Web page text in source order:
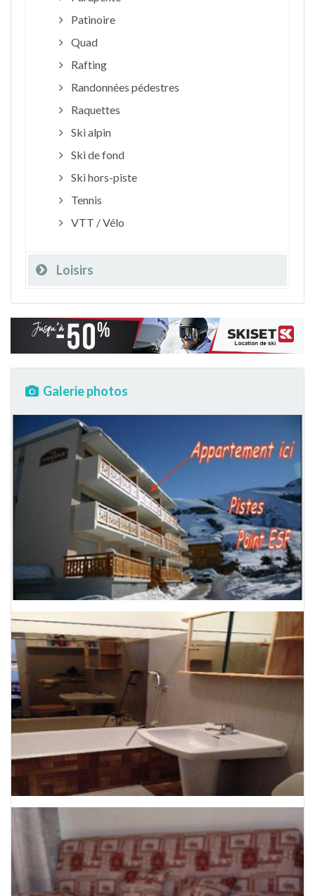
Patinoire
Quad
Rafting
Randonnées pédestres
Raquettes
Ski alpin
Ski de fond
Ski hors-piste
Tennis
VTT / Vélo
Loisirs
Galerie photos